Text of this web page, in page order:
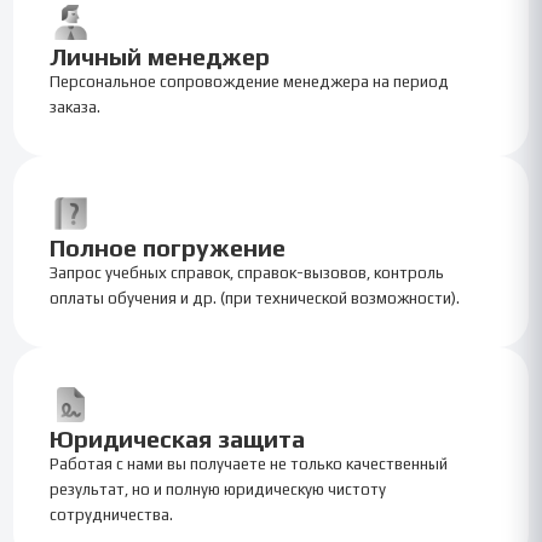
Личный менеджер
Персональное сопровождение менеджера на период
заказа.
Полное погружение
Запрос учебных справок, справок-вызовов, контроль
оплаты обучения и др. (при технической возможности).
Юридическая защита
Работая с нами вы получаете не только качественный
результат, но и полную юридическую чистоту
сотрудничества.